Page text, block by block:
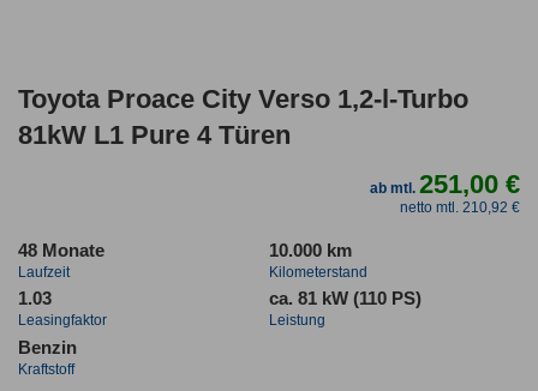
Toyota Proace City Verso 1,2-l-Turbo
81kW L1 Pure 4 Türen
ab mtl.251,00 €
netto mtl. 210,92 €
48 Monate
Laufzeit
10.000 km
Kilometerstand
1.03
Leasingfaktor
ca. 81 kW (110 PS)
Leistung
Benzin
Kraftstoff